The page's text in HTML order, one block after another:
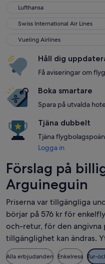
Lufthansa
Lufthansa
Swiss International Air Lines
Swiss International Air Lines
Vueling Airlines
Vueling Airlines
Håll dig
Få aviseringar om
Boka smartare
Spara på utvalda
Tjäna dubbelt
Tjäna
Logga in
Förslag på
Arguineguin
Priserna var tillgängliga
börjar på 576 kr för
och-retur, för den angivna
tillgänglighet kan ändras.
Alla erbjudanden Enkelresa Tur-